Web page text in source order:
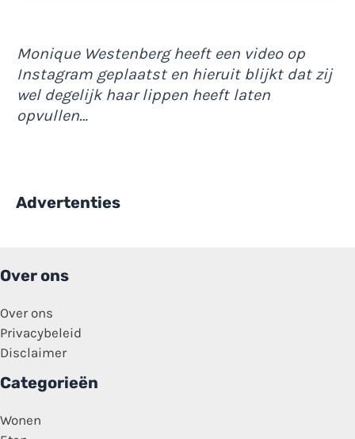
Monique Westenberg heeft een video op
Instagram geplaatst en hieruit blijkt dat zij
wel degelijk haar lippen heeft laten
opvullen…
Advertenties
Over ons
Over ons
Privacybeleid
Disclaimer
Categorieën
Wonen